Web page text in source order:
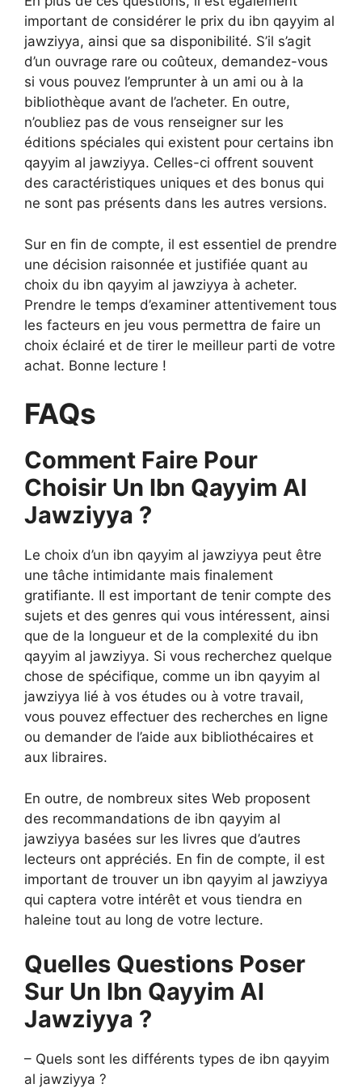
important de considérer le prix du ibn qayyim al
jawziyya, ainsi que sa disponibilité. S’il s’agit
d’un ouvrage rare ou coûteux, demandez-vous
si vous pouvez l’emprunter à un ami ou à la
bibliothèque avant de l’acheter. En outre,
n’oubliez pas de vous renseigner sur les
éditions spéciales qui existent pour certains ibn
qayyim al jawziyya. Celles-ci offrent souvent
des caractéristiques uniques et des bonus qui
ne sont pas présents dans les autres versions.
Sur en fin de compte, il est essentiel de prendre
une décision raisonnée et justifiée quant au
choix du ibn qayyim al jawziyya à acheter.
Prendre le temps d’examiner attentivement tous
les facteurs en jeu vous permettra de faire un
choix éclairé et de tirer le meilleur parti de votre
achat. Bonne lecture !
FAQs
Comment Faire Pour
Choisir Un Ibn Qayyim Al
Jawziyya ?
Le choix d’un ibn qayyim al jawziyya peut être
une tâche intimidante mais finalement
gratifiante. Il est important de tenir compte des
sujets et des genres qui vous intéressent, ainsi
que de la longueur et de la complexité du ibn
qayyim al jawziyya. Si vous recherchez quelque
chose de spécifique, comme un ibn qayyim al
jawziyya lié à vos études ou à votre travail,
vous pouvez effectuer des recherches en ligne
ou demander de l’aide aux bibliothécaires et
aux libraires.
En outre, de nombreux sites Web proposent
des recommandations de ibn qayyim al
jawziyya basées sur les livres que d’autres
lecteurs ont appréciés. En fin de compte, il est
important de trouver un ibn qayyim al jawziyya
qui captera votre intérêt et vous tiendra en
haleine tout au long de votre lecture.
Quelles Questions Poser
Sur Un Ibn Qayyim Al
Jawziyya ?
– Quels sont les différents types de ibn qayyim
al jawziyya ?